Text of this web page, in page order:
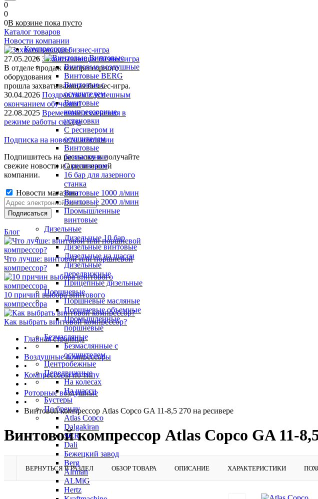
0
0
0В корзине пока пусто
Каталог товаров
Компрессоры
Винтовые
Винтовые воздушные
Винтовые BERG
Винтовые с
осушителем
Винтовые
компрессорные
установки
C ресивером и
осушителем
Винтовые
безмасляные
C ресивером
16 бар для лазерного
станка
Винтовые 1000 л/мин
Винтовые 2000 л/мин
Промышленные
винтовые
Дизельные
Дизельные 10 бар
Дизельные винтовые
Дизельные на шасси
Дизельные
передвижные
Прицепные дизельные
Поршневые
Поршневые масляные
Поршневые объемные
Промышленные
поршневые
Безмасляные
Безмаслянные с
осушителем
Центробежные
Передвижные
На колесах
На шасси
Бустеры
По бренду
Atlas Copco
Dalgakiran
SCR
Dali
Бежецкий завод
Berg
Airman
ALMiG
Hertz
Новости компании
27.05.2026 Захватывающая бизнес-игра
В отделе продаж компрессорного
оборудования
прошла захватывающая бизнес-игра.
30.04.2026 Поздравляем с успешным
окончанием обучения!
22.08.2025 Временные изменения в
режиме работы склада
Подписка на новости компании
Подпишитесь на рассылку и получайте
свежие новости и акции нашей
компании.
Новости магазина
Блог
Что лучше: винтовой или поршневой
компрессор?
10 причин выбора винтового
компрессора
Как выбрать винтовой компрессор?
Главная страница
•
Воздушные компрессоры
•
Компрессоры по типу
•
Роторные воздушные
•
Винтовой компрессор Atlas Copco GA 11-8,5 270 на ресивере
Винтовой компрессор Atlas Copco GA 11-
ВЕРНУТЬСЯ В РАЗДЕЛ ОБЗОР ТОВАРА ОПИСАНИЕ ХАРАКТЕРИСТИКИ